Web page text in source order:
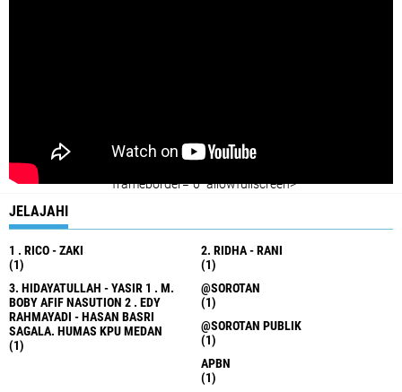
" frameborder="0" allowfullscreen>
JELAJAHI
1 . RICO - ZAKI
(1)
2. RIDHA - RANI
(1)
3. HIDAYATULLAH - YASIR 1 . M.
BOBY AFIF NASUTION 2 . EDY
RAHMAYADI - HASAN BASRI
SAGALA. HUMAS KPU MEDAN
(1)
@SOROTAN
(1)
@SOROTAN PUBLIK
(1)
APBN
(1)